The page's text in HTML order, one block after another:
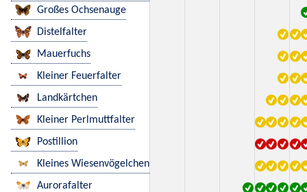
Großes Ochsenauge
Distelfalter
Mauerfuchs
Kleiner Feuerfalter
Landkärtchen
Kleiner Perlmuttfalter
Postillion
Kleines Wiesenvögelchen
Aurorafalter